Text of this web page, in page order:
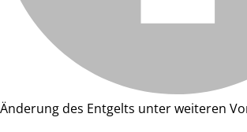
Änderung des Entgelts unter weiteren